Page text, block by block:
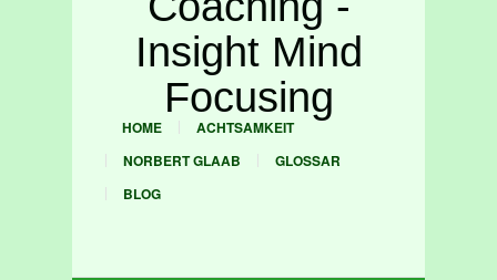
HOME
ACHTSAMKEIT
NORBERT GLAAB
GLOSSAR
BLOG